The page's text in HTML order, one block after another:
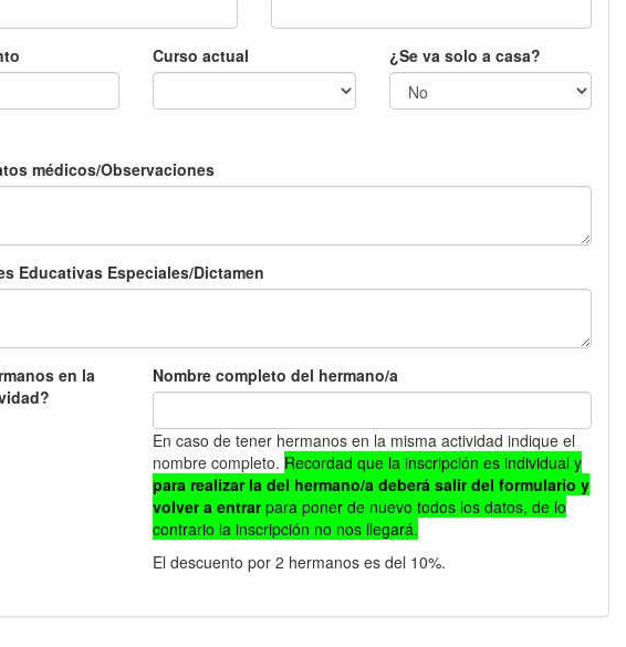
Curso actual ¿Se va solo a casa?
médicos/Observaciones
Educativas Especiales/Dictamen
en la
Nombre completo del hermano/a
En caso de tener hermanos en la misma actividad indique el
nombre completo. Recordad que la inscripción es individual y
para realizar la del hermano/a deberá salir del formulario y
volver a entrarpara poner de nuevo todos los datos, de lo
contrario la inscripción no nos llegará.
El descuento por 2 hermanos es del 10%.